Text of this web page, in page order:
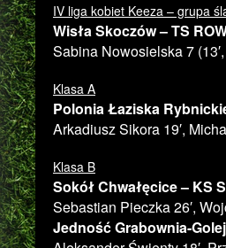
IV liga kobiet Keeza – grupa
Wisła Skoczów – TS
Sabina Nowosielska 7 (13′,
Klasa A
Polonia Łaziska
Arkadiusz Sikora 19′,
Klasa B
Sokół Chwałęcice – KS
Sebastian Pieczka 26′,
Jedność Grabownia-